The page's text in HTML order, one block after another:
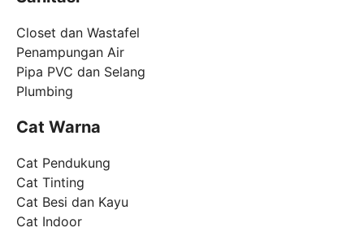
Closet dan Wastafel
Penampungan Air
Pipa PVC dan Selang
Plumbing
Cat Warna
Cat Pendukung
Cat Tinting
Cat Besi dan Kayu
Cat Indoor